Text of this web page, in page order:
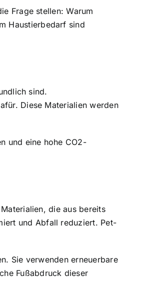
Frage stellen: Warum
Haustierbedarf sind
sind.
Diese Materialien werden
und eine hohe CO2-
die aus bereits
und Abfall reduziert. Pet-
Sie verwenden erneuerbare
Fußabdruck dieser